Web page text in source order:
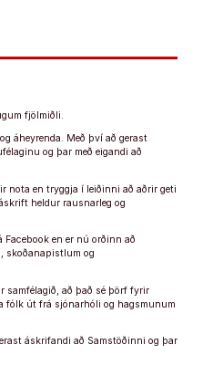
fjölmiðli.
áheyrenda. Með því að gerast
og þar með eigandi að
nota en tryggja í leiðinni að aðrir geti
heldur rausnarleg og
en er nú orðinn að
skoðanapistlum og
samfélagið, að það sé þörf fyrir
fólk út frá sjónarhóli og hagsmunum
áskrifandi að Samstöðinni og þar